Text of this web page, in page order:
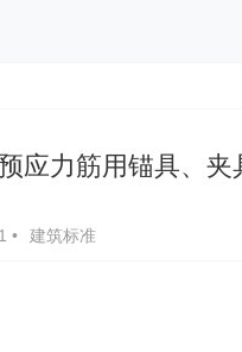
应力筋用锚具、
• 建筑标准